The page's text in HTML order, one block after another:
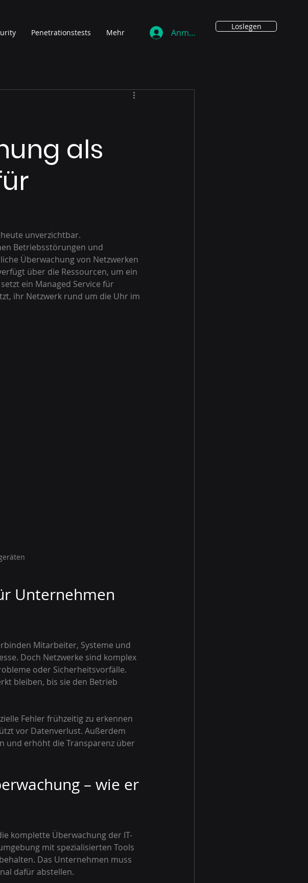
Penetrationstests Mehr Anmelden
Loslegen
als
unverzichtbar.
Betriebsstörungen und
Überwachung von Netzwerken
über die Ressourcen, um ein
ein Managed Service für
ihr Netzwerk rund um die Uhr im
Unternehmen
Mitarbeiter, Systeme und
Doch Netzwerke sind komplex
oder Sicherheitsvorfälle.
bleiben, bis sie den Betrieb
Fehler frühzeitig zu erkennen
vor Datenverlust. Außerdem
und erhöht die Transparenz über
– wie er
komplette Überwachung der IT-
mit spezialisierten Tools
Das Unternehmen muss
dafür abstellen.